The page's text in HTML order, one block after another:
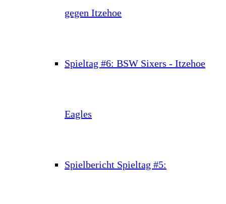
gegen Itzehoe
Spieltag #6: BSW Sixers - Itzehoe
Eagles
Spielbericht Spieltag #5: